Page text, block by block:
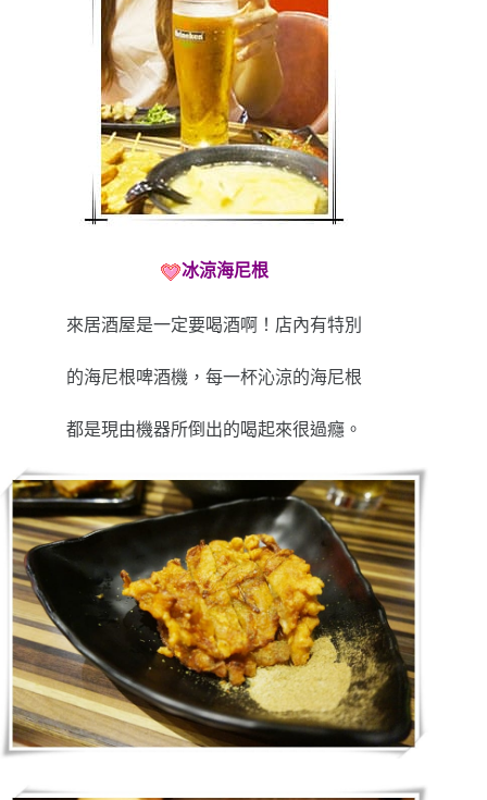
冰涼海尼根
來居酒屋是一定要喝酒啊！店內有特別
的海尼根啤酒機，每一杯沁涼的海尼根
都是現由機器所倒出的喝起來很過癮。